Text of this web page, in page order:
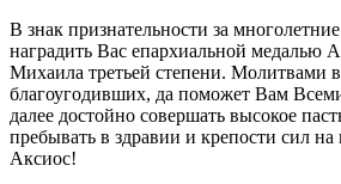
В знак признательности за
наградить Вас епархиальной медалью
Михаила третьей степени. Молитвами
благоугодивших, да поможет Вам
далее достойно совершать высокое
пребывать в здравии и крепости сил на
Аксиос!